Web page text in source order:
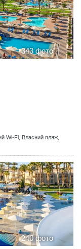
343 фото
Wi-Fi, Власний пляж,
240 фото